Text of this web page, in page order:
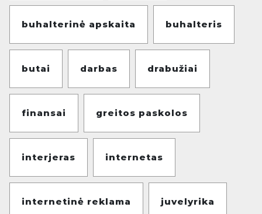
buhalterinė apskaita buhalteris
butai darbas drabužiai
finansai greitos paskolos
interjeras internetas
internetinė reklama juvelyrika